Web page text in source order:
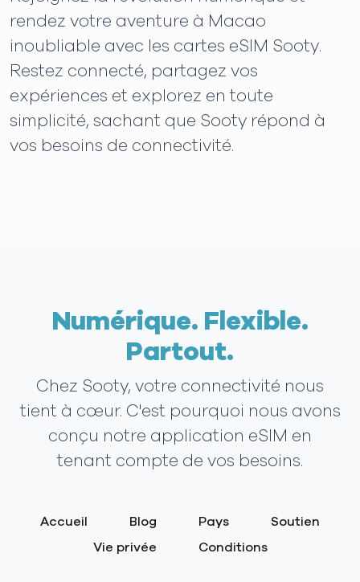
rendez votre aventure à Macao
inoubliable avec les cartes eSIM Sooty.
Restez connecté, partagez vos
expériences et explorez en toute
simplicité, sachant que Sooty répond à
vos besoins de connectivité.
Numérique. Flexible.
Partout.
Chez Sooty, votre connectivité nous
tient à cœur. C'est pourquoi nous avons
conçu notre application eSIM en
tenant compte de vos besoins.
Accueil Blog Pays
Soutien
Vie privée
Conditions